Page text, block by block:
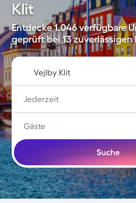
Klit
Entdecke 1.046 verfügbare
geprüft bei 13 zuverlässigen
Jederzeit
Gäste
Suche